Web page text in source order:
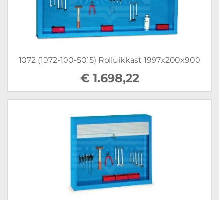
1072 (1072-100-5015) Rolluikkast 1997x200x900
€ 1.698,22